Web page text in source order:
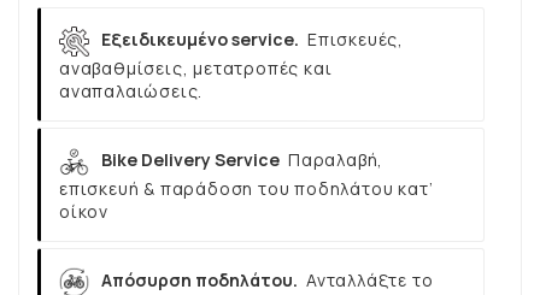
Εξειδικευμένο service. Επισκευές,
αναβαθμίσεις, μετατροπές και
αναπαλαιώσεις.
Bike Delivery Service Παραλαβή,
επισκευή & παράδοση του ποδηλάτου κατ’
οίκον
Απόσυρση ποδηλάτου. Ανταλλάξτε το